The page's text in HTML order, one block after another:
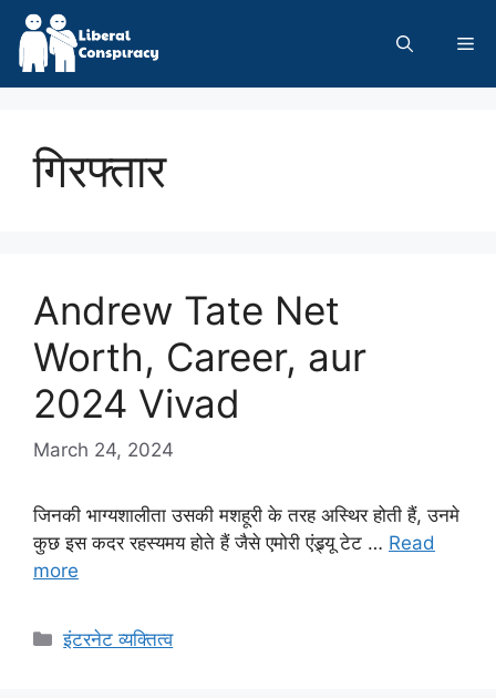
Skip
content
गिरफ्तार
Andrew Tate Net
Worth, Career, aur
2024 Vivad
March 24, 2024
जिनकी भाग्यशालीता उसकी मशहूरी के तरह अस्थिर होती हैं, उनमे
कुछ इस कदर रहस्यमय होते हैं जैसे एमोरी एंड्र्यू टेट … Read
more
Categories
इंटरनेट व्यक्तित्व